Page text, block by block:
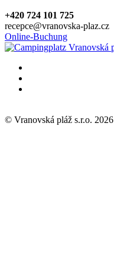
+420 724 101 725
recepce@vranovska-plaz.cz
Online-Buchung
© Vranovská pláž s.r.o. 2026